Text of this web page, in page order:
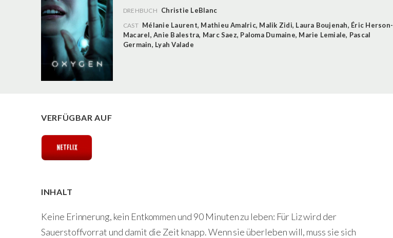
DREHBUCH Christie LeBlanc
CAST Mélanie Laurent, Mathieu Amalric, Malik Zidi, Laura Boujenah, Éric Herson-
Macarel,Anie Balestra, Marc Saez, Paloma Dumaine, Marie Lemiale, Pascal
Germain, Lyah Valade
VERFÜGBAR AUF
INHALT
Keine Erinnerung, kein Entkommen und 90 Minuten zu leben: Für Liz wird der
Sauerstoffvorrat und damit die Zeit knapp. Wenn sie überleben will, muss sie sich